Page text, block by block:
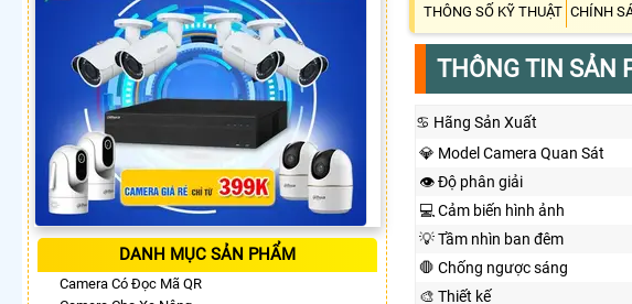
DANH MỤC SẢN PHẨM
Camera Có Đọc Mã QR
THÔNG SỐ KỸ THUẬT CHÍNH
THÔNG TIN SẢN
♋ Hãng Sản Xuất
💎 Model Camera Quan Sát
👁 Độ phân giải
💻 Cảm biến hình ảnh
💡 Tầm nhìn ban đêm
🛑 Chống ngược sáng
🎨 Thiết kế